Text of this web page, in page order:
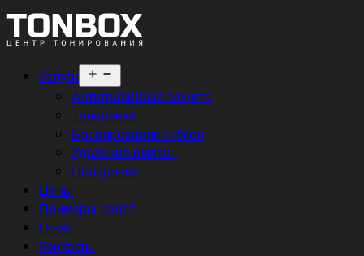
Услуги
меню
Антигравийная защита
Тонировка
Бронирование стёкол
Удаление вмятин
Полировка
Цены
Примеры работ
О нас
Контакты